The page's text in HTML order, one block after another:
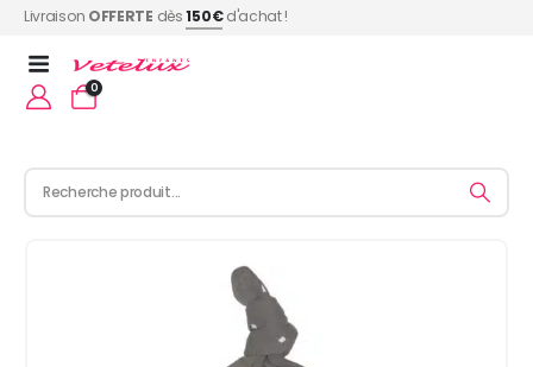
Livraison OFFERTE dès150€d'achat !
0